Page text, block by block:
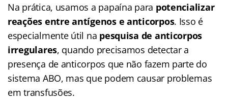
Na prática, usamos a papaína para potencializar
reações entre antígenos e anticorpos. Isso é
especialmente útil na pesquisa de anticorpos
irregulares, quando precisamos detectar a
presença de anticorpos que não fazem parte do
sistema ABO, mas que podem causar problemas
em transfusões.